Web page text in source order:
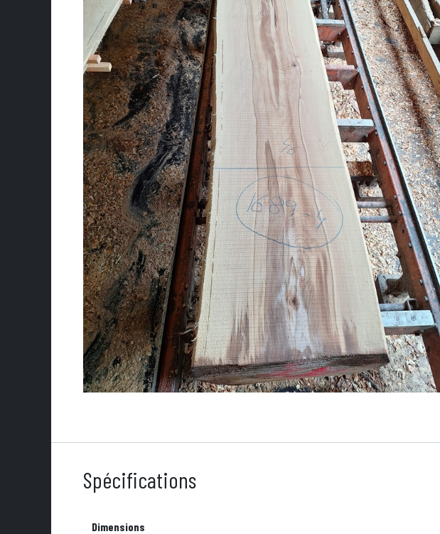
Spécifications
Dimensions